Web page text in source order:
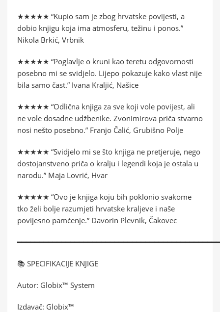
★★★★★ “Kupio sam je zbog hrvatske povijesti, a
dobio knjigu koja ima atmosferu, težinu i ponos.”
Nikola Brkić, Vrbnik
★★★★★ “Poglavlje o kruni kao teretu odgovornosti
posebno mi se svidjelo. Lijepo pokazuje kako vlast nije
bila samo čast.” Ivana Kraljić, Našice
★★★★★ “Odlična knjiga za sve koji vole povijest, ali
ne vole dosadne udžbenike. Zvonimirova priča stvarno
nosi nešto posebno.” Franjo Čalić, Grubišno Polje
★★★★★ “Svidjelo mi se što knjiga ne pretjeruje, nego
dostojanstveno priča o kralju i legendi koja je ostala u
narodu.” Maja Lovrić, Hvar
★★★★★ “Ovo je knjiga koju bih poklonio svakome
tko želi bolje razumjeti hrvatske kraljeve i naše
povijesno pamćenje.” Davorin Plevnik, Čakovec
📚 SPECIFIKACIJE KNJIGE
Autor: Globix™ System
Izdavač: Globix™